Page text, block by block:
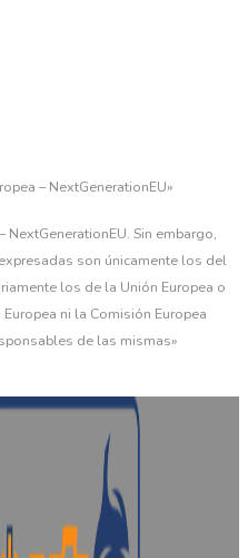
– NextGenerationEU»
NextGenerationEU. Sin embargo,
son únicamente los del
los de la Unión Europea o
ni la Comisión Europea
de las mismas»